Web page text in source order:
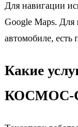
Для навигации
Google Maps.
автомобиле, есть
Какие
КОСМОС-